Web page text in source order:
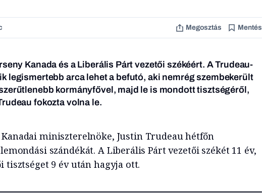
Megosztás Mentés
Kanada és a Liberális Párt vezetői székéért. A Trudeau-
legismertebb arca lehet a befutó, aki nemrég szembekerült
kormányfővel, majd le is mondott tisztségéről,
fokozta volna le.
Kanadai miniszterelnöke, Justin Trudeau hétfőn
szándékát. A Liberális Párt vezetői székét 11 év,
tisztséget 9 év után hagyja ott.